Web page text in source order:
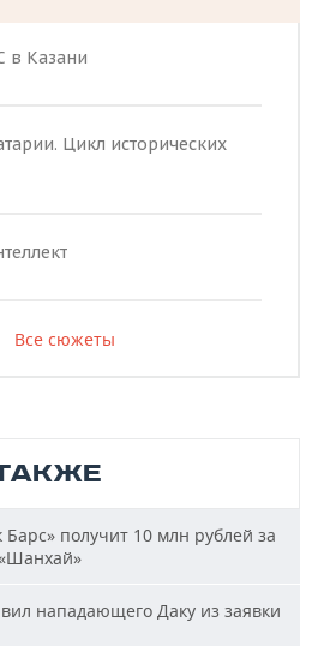
в Казани
Цикл исторических
Все сюжеты
Барс» получит 10 млн рублей за
нападающего Даку из заявки